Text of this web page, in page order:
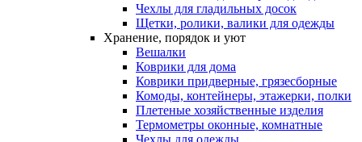
Чехлы для гладильных досок
Щетки, ролики, валики для одежды
Хранение, порядок и уют
Вешалки
Коврики для дома
Коврики придверные, грязесборные
Комоды, контейнеры, этажерки, полки
Плетеные хозяйственные изделия
Термометры оконные, комнатные
Чехлы для одежды